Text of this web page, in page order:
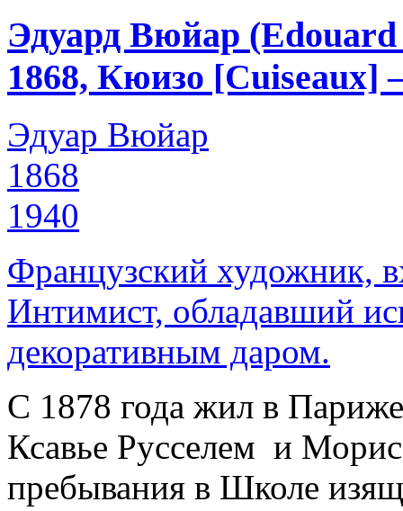
Эдуард Вюйар
1868, Кюизо
Эдуар Вюйар
1868
1940
Французский художник,
Интимист, обладавший
декоративным даром.
С 1878 года жил в
Ксавье Русселем и
пребывания в Школе